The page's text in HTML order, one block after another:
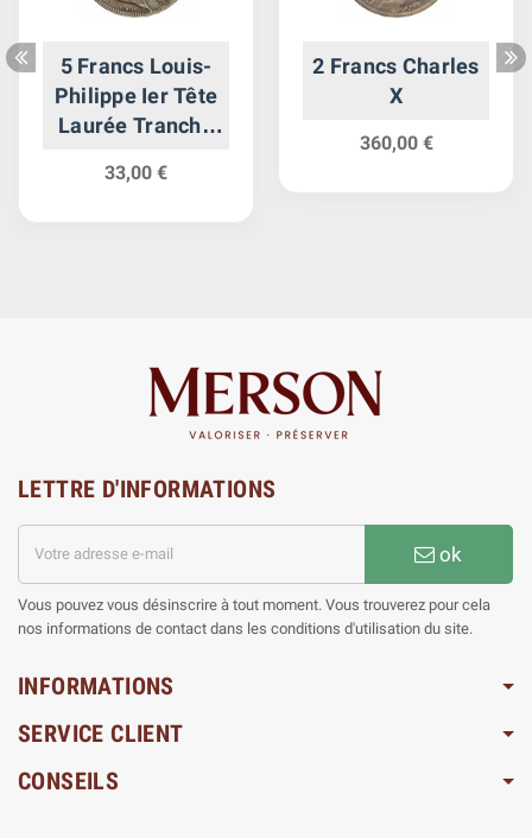
5 Francs Louis-
Philippe Ier Tête
Laurée Tranche
33,00 €
2 Francs Charles
X
360,00 €
LETTRE D'INFORMATIONS
ok
Vous pouvez vous désinscrire à tout moment. Vous trouverez pour cela
nos informations de contact dans les conditions d'utilisation du site.
INFORMATIONS
SERVICE CLIENT
CONSEILS